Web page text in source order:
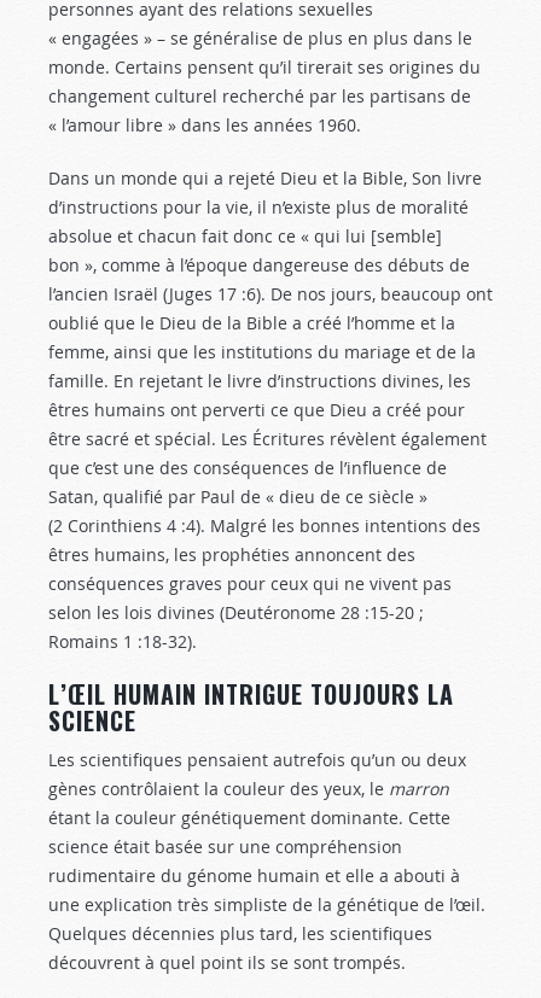
personnes ayant des relations sexuelles
« engagées » – se généralise de plus en plus dans le
monde. Certains pensent qu’il tirerait ses origines du
changement culturel recherché par les partisans de
« l’amour libre » dans les années 1960.
Dans un monde qui a rejeté Dieu et la Bible, Son livre
d’instructions pour la vie, il n’existe plus de moralité
absolue et chacun fait donc ce « qui lui [semble]
bon », comme à l’époque dangereuse des débuts de
l’ancien Israël (Juges 17 :6). De nos jours, beaucoup ont
oublié que le Dieu de la Bible a créé l’homme et la
femme, ainsi que les institutions du mariage et de la
famille. En rejetant le livre d’instructions divines, les
êtres humains ont perverti ce que Dieu a créé pour
être sacré et spécial. Les Écritures révèlent également
que c’est une des conséquences de l’influence de
Satan, qualifié par Paul de « dieu de ce siècle »
(2 Corinthiens 4 :4). Malgré les bonnes intentions des
êtres humains, les prophéties annoncent des
conséquences graves pour ceux qui ne vivent pas
selon les lois divines (Deutéronome 28 :15-20 ;
Romains 1 :18-32).
L’ŒIL HUMAIN INTRIGUE TOUJOURS LA
SCIENCE
Les scientifiques pensaient autrefois qu’un ou deux
gènes contrôlaient la couleur des yeux, le marron
étant la couleur génétiquement dominante. Cette
science était basée sur une compréhension
rudimentaire du génome humain et elle a abouti à
une explication très simpliste de la génétique de l’œil.
Quelques décennies plus tard, les scientifiques
découvrent à quel point ils se sont trompés.